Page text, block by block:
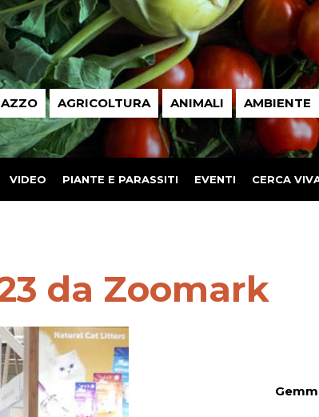
AGRICOLTURA ANIMALI AMBIENTE
VIDEO PIANTE E PARASSITI EVENTI CERCA
da Zoomark